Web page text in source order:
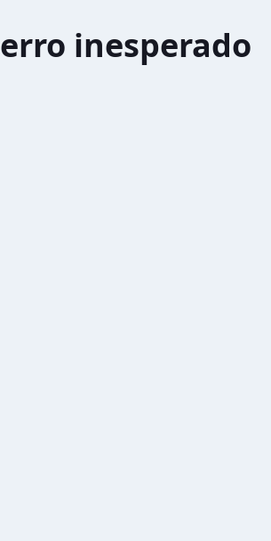
erro inesperado